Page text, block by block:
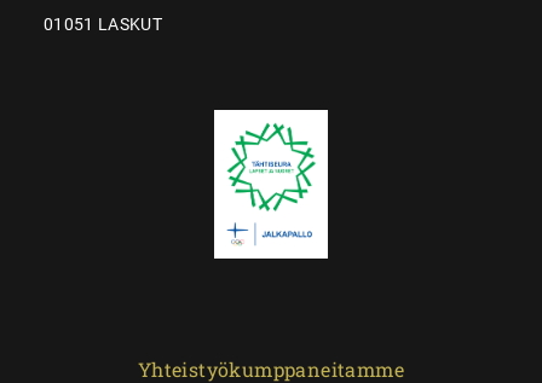
01051 LASKUT
Yhteistyökumppaneitamme